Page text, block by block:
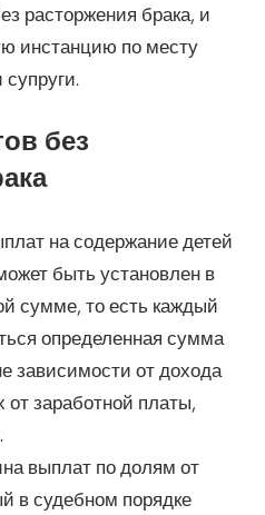
расторжения брака, и
инстанцию по месту
без
на содержание детей
быть установлен в
сумме, то есть каждый
определенная сумма
зависимости от дохода
от заработной платы,
выплат по долям от
в судебном порядке